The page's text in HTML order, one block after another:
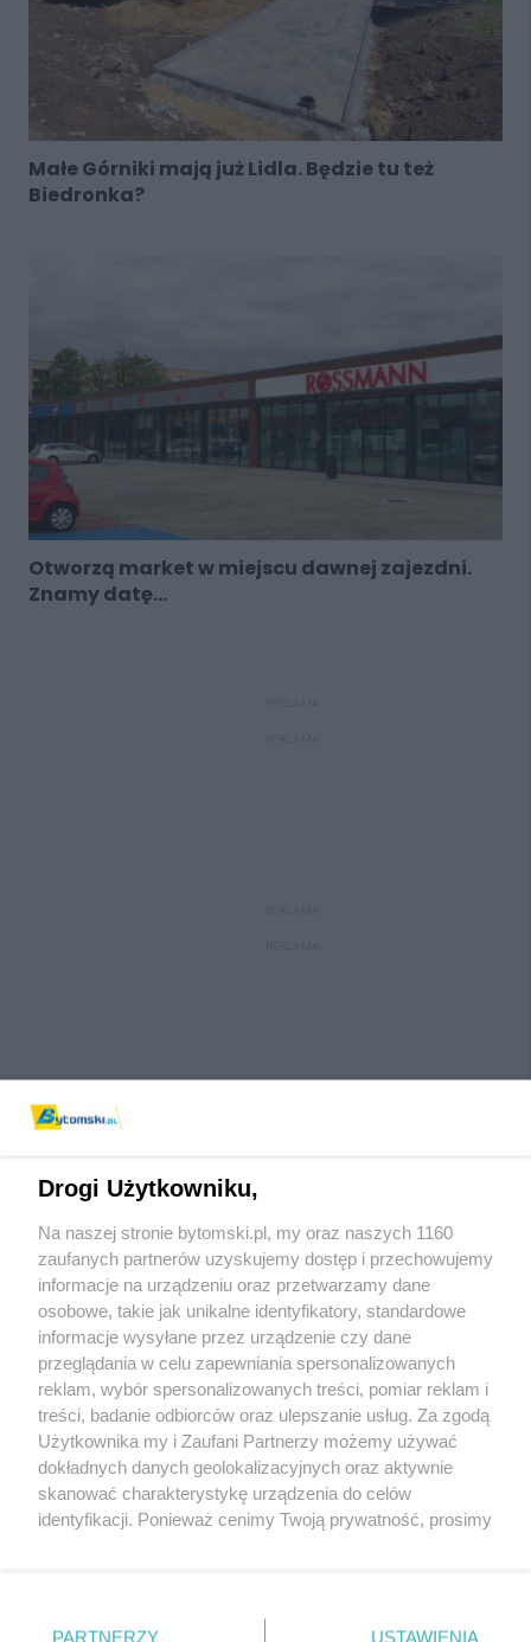
Małe Górniki mają już Lidla. Będzie tu też
Biedronka?
Otworzą market w miejscu dawnej zajezdni.
Znamy datę...
Wydawca mediów lokalnych
Nie zapomnij
zapoznać się z:
polityką prywatności regulamin korzystania z portali
Twojemiasto
Piekary Śląskie
Chorzów
Tarnowskie Góry
Gliwice
Skontaktuj sięz nami
Kontakt
Wydawca
Pogoda
Drogi Użytkowniku,
Na naszej stronie bytomski.pl, my oraz naszych 1160
zaufanych partnerów uzyskujemy dostęp i przechowujemy
informacje na urządzeniu oraz przetwarzamy dane
osobowe, takie jak unikalne identyfikatory, standardowe
informacje wysyłane przez urządzenie czy dane
przeglądania w celu zapewniania spersonalizowanych
reklam, wybór spersonalizowanych treści, pomiar reklam i
treści, badanie odbiorców oraz ulepszanie usług. Za zgodą
Użytkownika my i Zaufani Partnerzy możemy używać
dokładnych danych geolokalizacyjnych oraz aktywnie
skanować charakterystykę urządzenia do celów
identyfikacji. Ponieważ cenimy Twoją prywatność, prosimy
prywatności znajdujący się w lewym dolnym rogu strony
PARTNERZY USTAWIENIA